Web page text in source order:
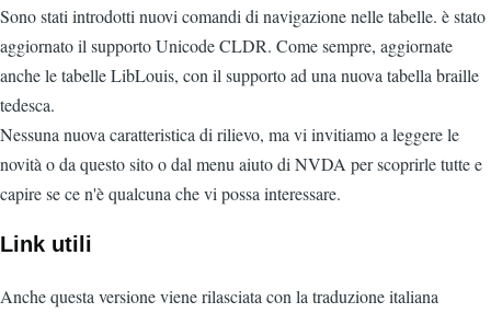
Sono stati introdotti nuovi comandi di navigazione nelle tabelle. è stato
aggiornato il supporto Unicode CLDR. Come sempre, aggiornate
anche le tabelle LibLouis, con il supporto ad una nuova tabella braille
tedesca.
Nessuna nuova caratteristica di rilievo, ma vi invitiamo a leggere le
novità o da questo sito o dal menu aiuto di NVDA per scoprirle tutte e
capire se ce n'è qualcuna che vi possa interessare.
Link utili
Anche questa versione viene rilasciata con la traduzione italiana